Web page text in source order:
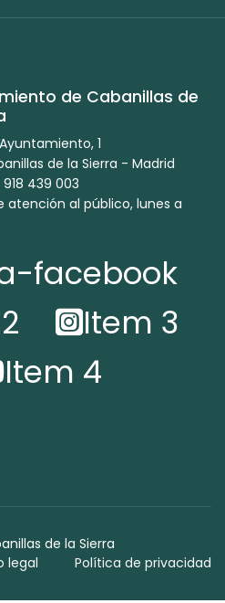
de Cabanillas de
1
de la Sierra - Madrid
439 003
atención al público, lunes a
facebook
Item 3
Item 4
de la Sierra
legal
Política de privacidad